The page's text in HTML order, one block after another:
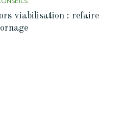
viabilisation : refaire